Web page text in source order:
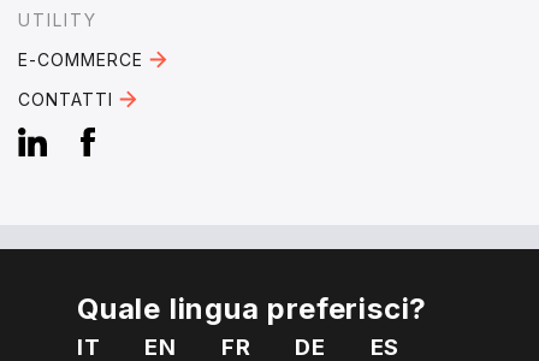
UTILITY
E-COMMERCE
CONTATTI
EMAIL:
mebra@mebra.it
TELEFONO:
+39 0331 344005
Quale lingua preferisci?
IT EN FR DE ES